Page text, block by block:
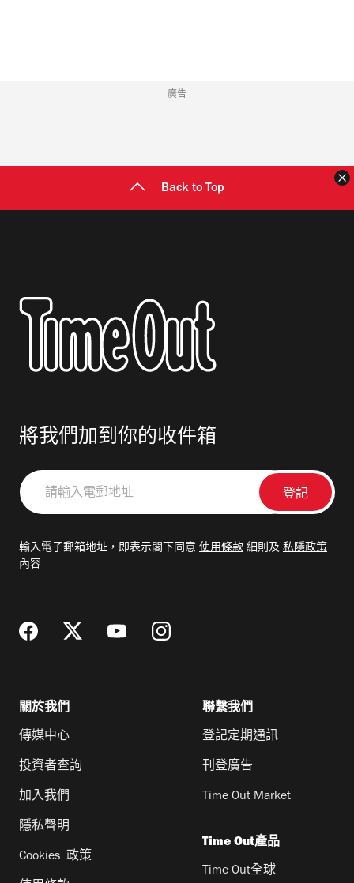
廣告
Back to Top
將我們加到你的收件箱
請
輸
郵
輸入電子郵箱地址，即表示閣下同意 使用條款 細則及 私隱政策
內容
關於我們
傳媒中心
投資者查詢
加入我們
隱私聲明
Cookies 政策
聯繫我們
登記定期通訊
刊登廣告
Time Out Market
Time Out產品
Time Out全球